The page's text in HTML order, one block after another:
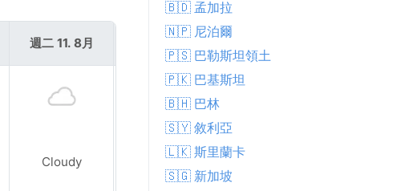
週二 11. 8月
Cloudy
週三 12. 8月
Patchy rain
nearby
🇧🇩 孟加拉
🇳🇵 尼泊爾
🇵🇸 巴勒斯坦領土
🇵🇰 巴基斯坦
🇧🇭 巴林
🇸🇾 敘利亞
🇱🇰 斯里蘭卡
🇸🇬 新加坡